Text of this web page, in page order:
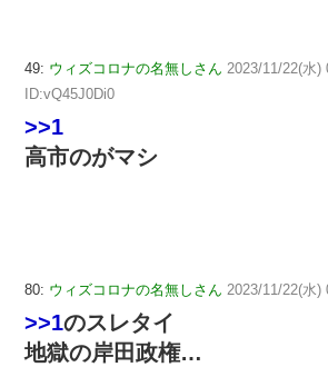
49: ウィズコロナの名無しさん 2023/11/22(水)
ID:vQ45J0Di0
>>1
高市のがマシ
80: ウィズコロナの名無しさん 2023/11/22(水)
>>1のスレタイ
地獄の岸田政権…